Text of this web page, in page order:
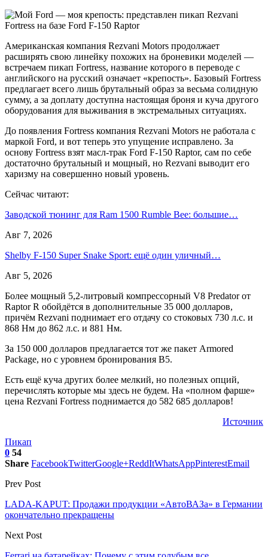
Американская компания Rezvani Motors продолжает
расширять свою линейку похожих на броневики моделей —
встречаем пикап Fortress, название которого в переводе с
английского на русский означает «крепость». Базовый Fortress
предлагает всего лишь брутальный образ за весьма солидную
сумму, а за доплату доступна настоящая броня и куча другого
оборудования для выживания в экстремальных ситуациях.
До появления Fortress компания Rezvani Motors не работала с
маркой Ford, и вот теперь это упущение исправлено. За
основу Fortress взят масл-трак Ford F-150 Raptor, сам по себе
достаточно брутальный и мощный, но Rezvani выводит его
харизму на совершенно новый уровень.
Сейчас читают:
Заводской тюнинг для Ram 1500 Rumble Bee: большие…
Авг 7, 2026
Shelby F-150 Super Snake Sport: ещё один уличный…
Авг 5, 2026
Более мощный 5,2-литровый компрессорный V8 Predator от
Raptor R обойдётся в дополнительные 35 000 долларов,
причём Rezvani поднимает его отдачу со стоковых 730 л.с. и
868 Нм до 862 л.с. и 881 Нм.
За 150 000 долларов предлагается тот же пакет Armored
Package, но с уровнем бронирования B5.
Есть ещё куча других более мелкий, но полезных опций,
перечислять которые мы здесь не будем. На «полном фарше»
цена Rezvani Fortress поднимается до 582 685 долларов!
Источник
Пикап
0 54
Share FacebookTwitterGoogle+ReddItWhatsAppPinterestEmail
Prev Post
LADA-KAPUT: Продажи продукции «АвтоВАЗа» в Германии
окончательно прекращены
Next Post